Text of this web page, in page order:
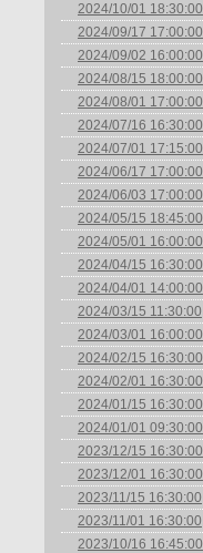
2024/10/01 18:30:00
2024/09/17 17:00:00
2024/09/02 16:00:00
2024/08/15 18:00:00
2024/08/01 17:00:00
2024/07/16 16:30:00
2024/07/01 17:15:00
2024/06/17 17:00:00
2024/06/03 17:00:00
2024/05/15 18:45:00
2024/05/01 16:00:00
2024/04/15 16:30:00
2024/04/01 14:00:00
2024/03/15 11:30:00
2024/03/01 16:00:00
2024/02/15 16:30:00
2024/02/01 16:30:00
2024/01/15 16:30:00
2024/01/01 09:30:00
2023/12/15 16:30:00
2023/12/01 16:30:00
2023/11/15 16:30:00
2023/11/01 16:30:00
2023/10/16 16:45:00